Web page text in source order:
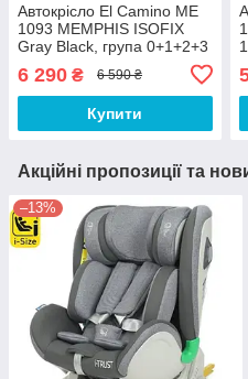
Автокрісло El Camino ME
1093 MEMPHIS ISOFIX
Gray Black, група 0+1+2+3
6 290 ₴ 6 590 ₴
Купити
Акційні пропозиції та
–13%